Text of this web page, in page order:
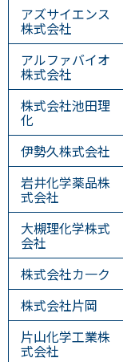
アズサイエンス
株式会社
アルファバイオ
株式会社
株式会社池田理
化
伊勢久株式会社
岩井化学薬品株
式会社
大槻理化学株式
会社
株式会社カ一ク
株式会社片岡
片山化学工業株
式会社